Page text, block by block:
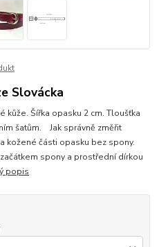
Slovácka
kůže. Šířka opasku 2 cm. Tloušťka
šatům. Jak správně změřit
kožené části opasku bez spony.
spony a prostřední dírkou
popis